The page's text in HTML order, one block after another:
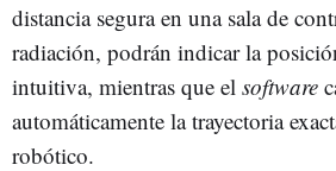
distancia segura en una sala de
radiación, podrán indicar la
intuitiva, mientras que el software
automáticamente la trayectoria
robótico.